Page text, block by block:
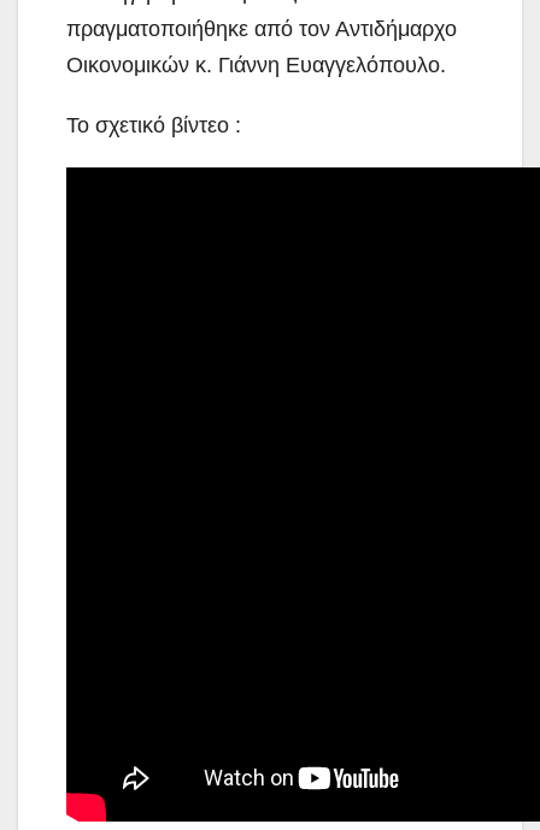
πραγματοποιήθηκε από τον Αντιδήμαρχο
Οικονομικών κ. Γιάννη Ευαγγελόπουλο.
Το σχετικό βίντεο :